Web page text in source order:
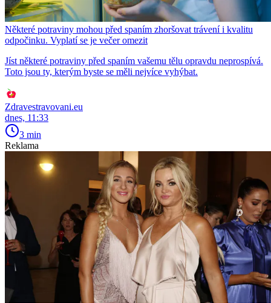
Některé potraviny mohou před spaním zhoršovat trávení i kvalitu
odpočinku. Vyplatí se je večer omezit
Jíst některé potraviny před spaním vašemu tělu opravdu neprospívá.
Toto jsou ty, kterým byste se měli nejvíce vyhýbat.
Zdravestravovani.eu
dnes, 11:33
3 min
Reklama